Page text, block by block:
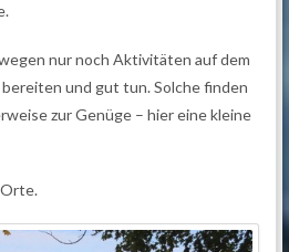
nur noch Aktivitäten auf dem
bereiten und gut tun. Solche finden
zur Genüge – hier eine kleine